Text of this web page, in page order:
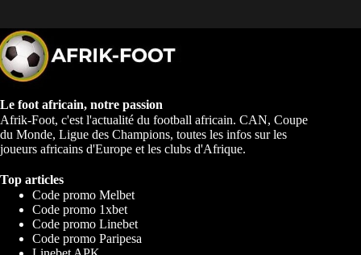
Le foot africain, notre passion
Afrik-Foot, c'est l'actualité du football africain. CAN, Coupe
du Monde, Ligue des Champions, toutes les infos sur les
joueurs africains d'Europe et les clubs d'Afrique.
Top articles
Code promo Melbet
Code promo 1xbet
Code promo Linebet
Code promo Paripesa